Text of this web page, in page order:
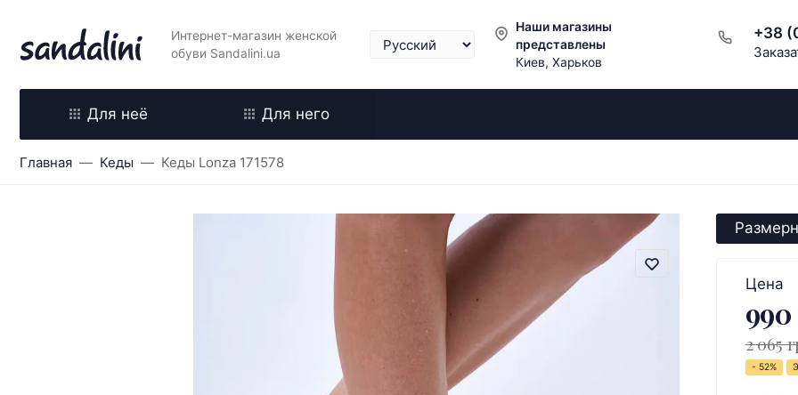
Интернет-магазин женской
обуви Sandalini.ua
Наши магазины
представлены
Киев, Харьков
+38
Для неё Для него
Главная Кеды Кеды Lonza 171578
Цена
2 065
- 52%